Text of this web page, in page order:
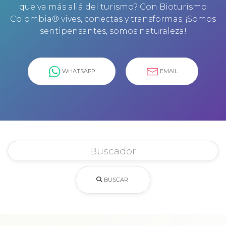
que va más allá del turismo? Con Bioturismo
Colombia® vives, conectas y transformas. ¡Somos
sentipensantes, somos naturaleza!
WHATSAPP EMAIL
BUSCAR